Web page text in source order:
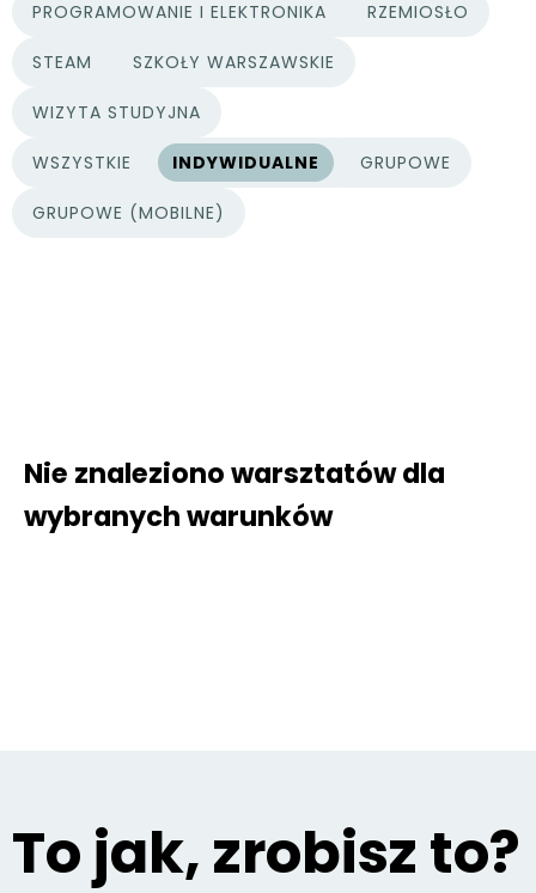
PROGRAMOWANIE I ELEKTRONIKA RZEMIOSŁO
STEAM SZKOŁY WARSZAWSKIE
WIZYTA STUDYJNA
WSZYSTKIE
TYPY PROJEKTÓW
INDYWIDUALNE GRUPOWE
GRUPOWE (MOBILNE)
Nie znaleziono warsztatów dla
wybranych warunków
To jak, zrobisz to?